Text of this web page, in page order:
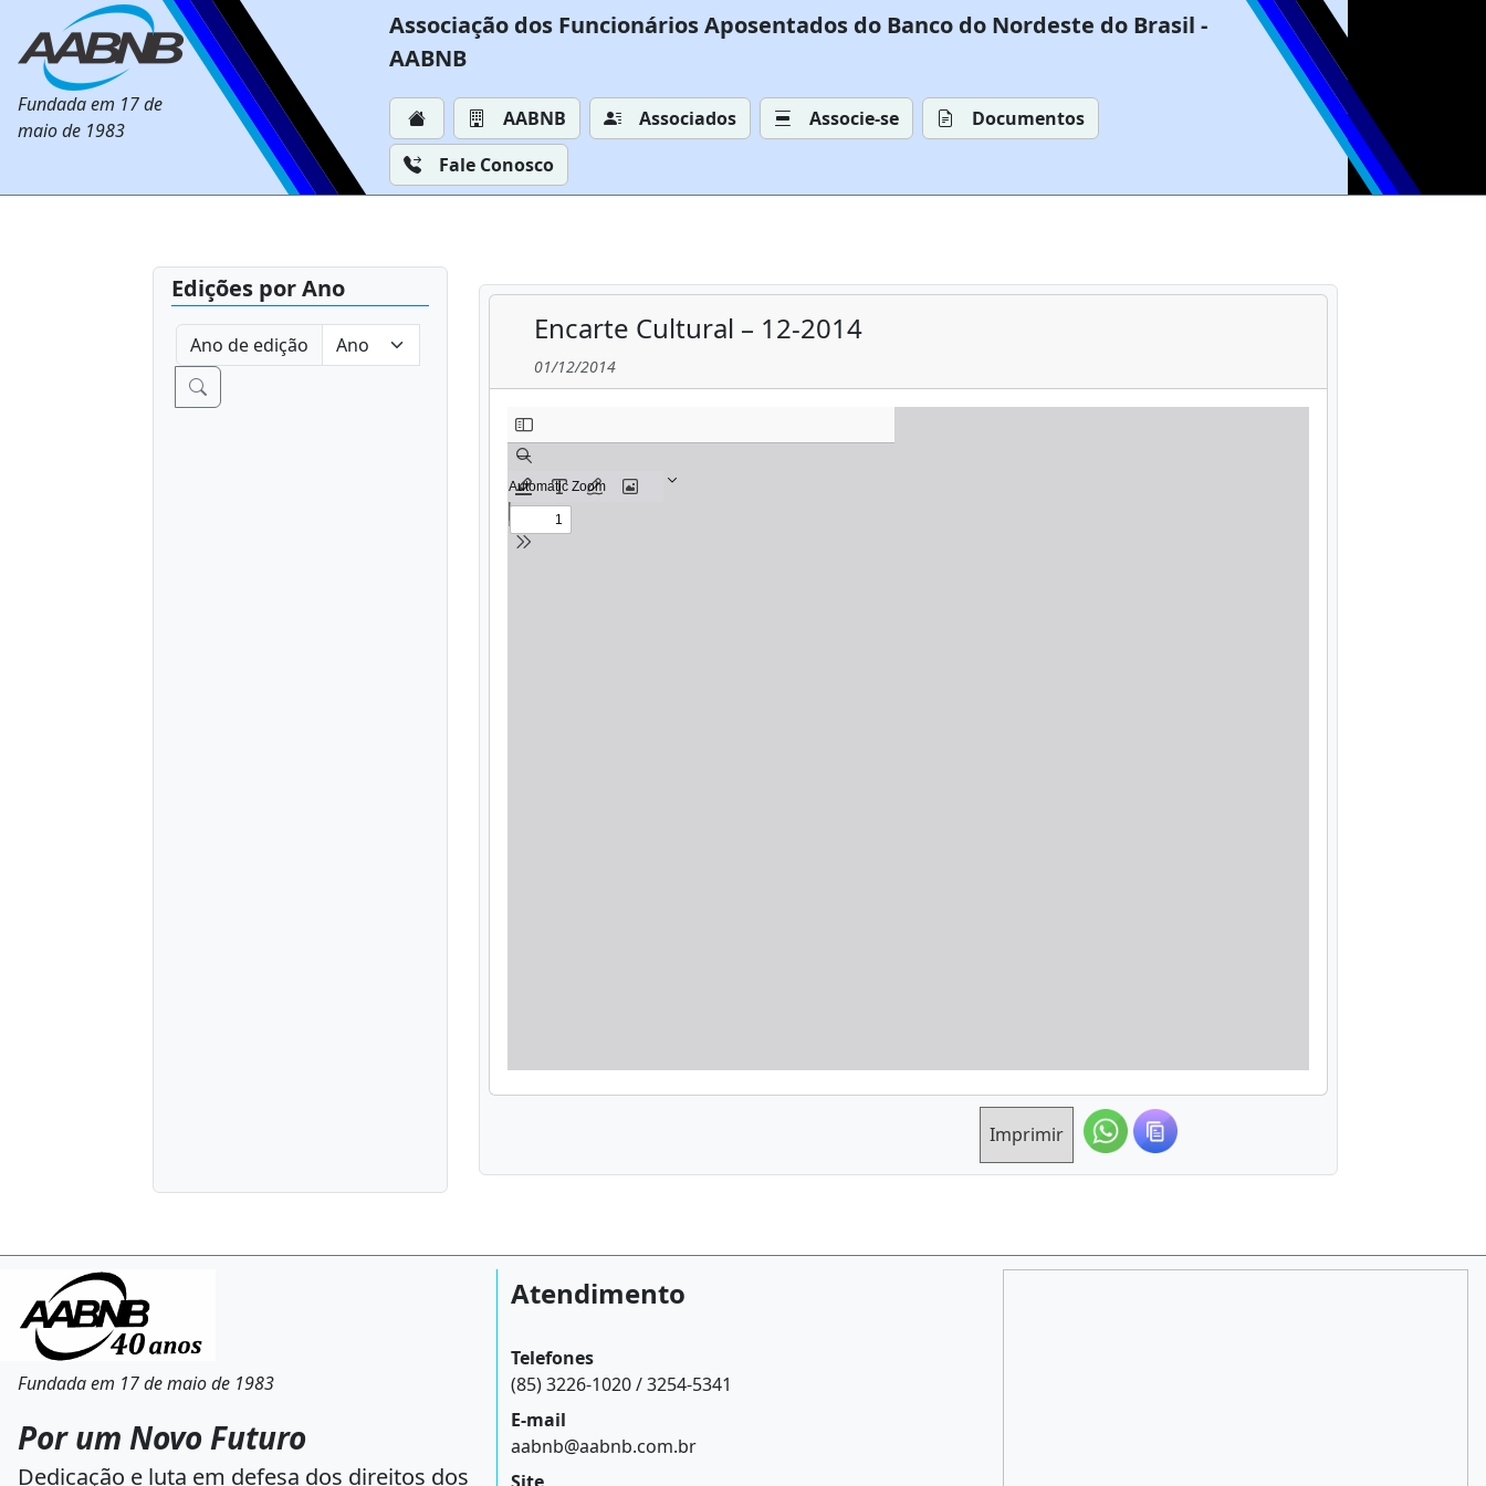
Fundada em 17 de
maio de 1983
Associação dos Funcionários Aposentados do Banco do Nordeste do Brasil -
AABNB
AABNB Associados Associe-se
Documentos
Fale Conosco
Edições por Ano
Ano de edição Encarte Cultural – 12-2014
01/12/2014
Imprimir
Fundada em 17 de maio de 1983
Por um Novo Futuro
Dedicação e luta em defesa dos direitos dos
Atendimento
Telefones
(85) 3226-1020 / 3254-5341
E-mail
aabnb@aabnb.com.br